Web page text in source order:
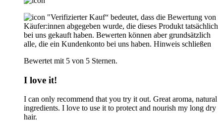
"Verifizierter Kauf“ bedeutet, dass die Bewertung von
Käufer:innen abgegeben wurde, die dieses Produkt tatsächlich
bei uns gekauft haben. Bewerten können aber grundsätzlich
alle, die ein Kundenkonto bei uns haben. Hinweis schließen
Bewertet mit 5 von 5 Sternen.
I love it!
I can only recommend that you try it out. Great aroma, natural
ingredients. I love to use it to protect and nourish my long dry
hair.